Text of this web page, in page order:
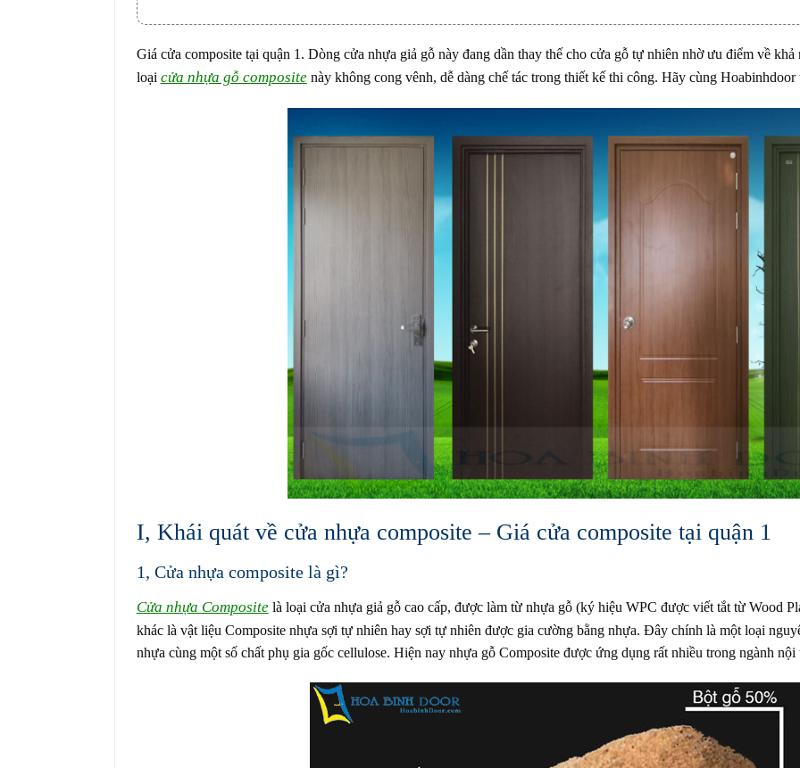
Giá cửa composite tại quận 1. Dòng cửa nhựa giả gỗ này đang dần thay thế cho cửa gỗ tự nhiên nhờ ưu điểm về
loại cửa nhựa gỗ compositenày không cong vênh, dễ dàng chế tác trong thiết kế thi công. Hãy cùng
I, Khái quát về cửa nhựa composite – Giá cửa composite tại quận 1
1, Cửa nhựa composite là gì?
Cửa nhựa Compositelà loại cửa nhựa giả gỗ cao cấp, được làm từ nhựa gỗ (ký hiệu WPC được viết tắt từ Wood
khác là vật liệu Composite nhựa sợi tự nhiên hay sợi tự nhiên được gia cường bằng nhựa. Đây chính là một loại
nhựa cùng một số chất phụ gia gốc cellulose. Hiện nay nhựa gỗ Composite được ứng dụng rất nhiều trong ngành nội